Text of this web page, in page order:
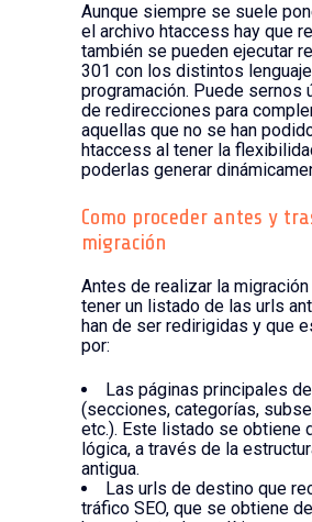
Aunque siempre se suele
el archivo htaccess hay que
también se pueden ejecutar
301 con los distintos
programación. Puede sernos
de redirecciones para
aquellas que no se han
htaccess al tener la
poderlas generar
Como proceder antes y
migración
Antes de realizar la
tener un listado de las urls
han de ser redirigidas y que
por:
Las páginas principales
(secciones, categorías,
etc.). Este listado se obtiene
lógica, a través de la
antigua.
Las urls de destino que
tráfico SEO, que se obtiene